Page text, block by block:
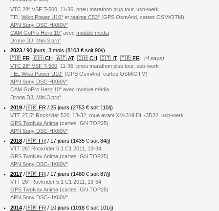
VTC 28″ VSF T-500, 11-36, pneu marathon plus tour, usb-werk
TEL Wiko Power U10°et realme C53°(GPS OsmAnd, cartes OSM/OTM)
APN Sony DSC-HX60V°
CAM GoPro Hero 10°avec module média
Drone DJI Mini 3 pro°
2023/ 90 jours, 3 mois (8103 € soit 90/j)
🇫🇷 FR 🇨🇭 CH 🇦🇹 AT 🇨🇭 CH 🇮🇹 IT 🇫🇷 FR
(4 pays)
VTC 28″ VSF T-500, 11-36, pneu marathon plus tour, usb-werk
TEL Wiko Power U10°(GPS OsmAnd, cartes OSM/OTM)
APN Sony DSC-HX60V°
CAM GoPro Hero 10°avec module média
Drone DJI Mini 3 pro°
2019/ 🇫🇷 FR / 25 jours (2753 € soit 110/j)
VTT 27,5″ Rockrider 520, 13-32, roue avant XM-319 DH-3D32, usb-werk
GPS TwoNav Anima(cartes IGN TOP25)
APN Sony DSC-HX60V°
2018/ 🇫🇷 FR / 17 jours (1435 € soit 84/j)
VTT 26″ Rockrider 5.1 C1 2011, 13-34
GPS TwoNav Anima(cartes IGN TOP25)
APN Sony DSC-HX60V°
2017/ 🇫🇷 FR / 17 jours (1480 € soit 87/j)
VTT 26″ Rockrider 5.1 C1 2011, 13-34
GPS TwoNav Anima(cartes IGN TOP25)
APN Sony DSC-HX60V°
2014/ 🇫🇷 FR / 10 jours (1018 € soit 101/j)